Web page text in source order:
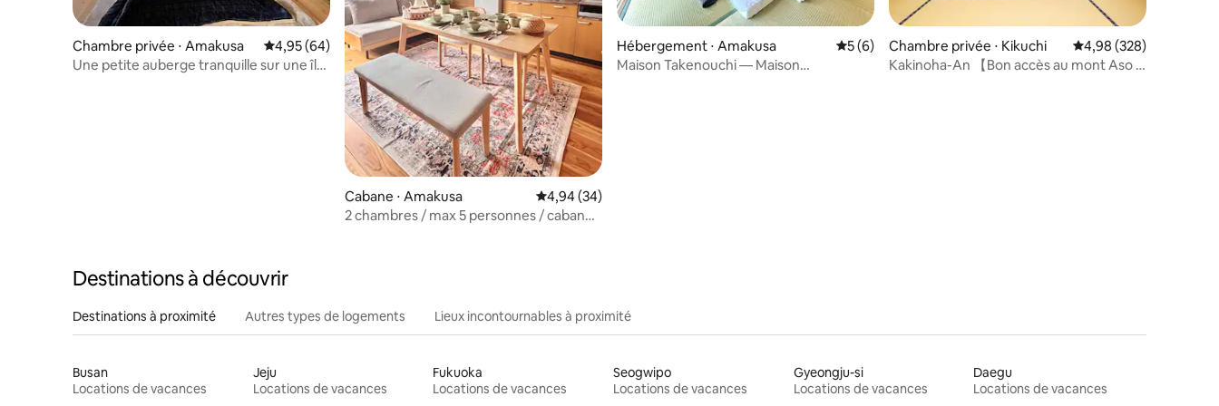
Chambre privée ⋅ Amakusa Évaluation moyenne sur la base de 64 commentaires : 4,95 sur 5
4,95 (64)
Une petite auberge tranquille sur une île
Cabane ⋅ Amakusa Évaluation moyenne sur la base de 34 commentaires : 4,94 sur 5
4,94 (34)
2 chambres / max 5 personnes / cabane
Hébergement ⋅ Amakusa Évaluation moyenne sur la base de 6 commentaires : 5 sur 5
5 (6)
Maison Takenouchi — Maison
Chambre privée ⋅ Kikuchi Évaluation moyenne
4,98 (328)
Kakinoha-An 【Bon accès au mont Aso à
Destinations à découvrir
Destinations à proximité Autres types de logements Lieux incontournables à proximité
Busan
Locations de vacances
Jeju
Locations de vacances
Fukuoka
Locations de vacances
Seogwipo
Locations de vacances
Gyeongju-si
Locations de vacances
Daegu
Locations de vacances